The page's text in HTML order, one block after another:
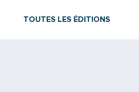
TOUTES LES ÉDITIONS